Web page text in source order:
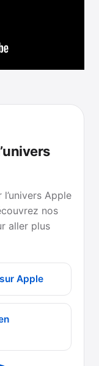
Apple
nos
aller plus
Apple